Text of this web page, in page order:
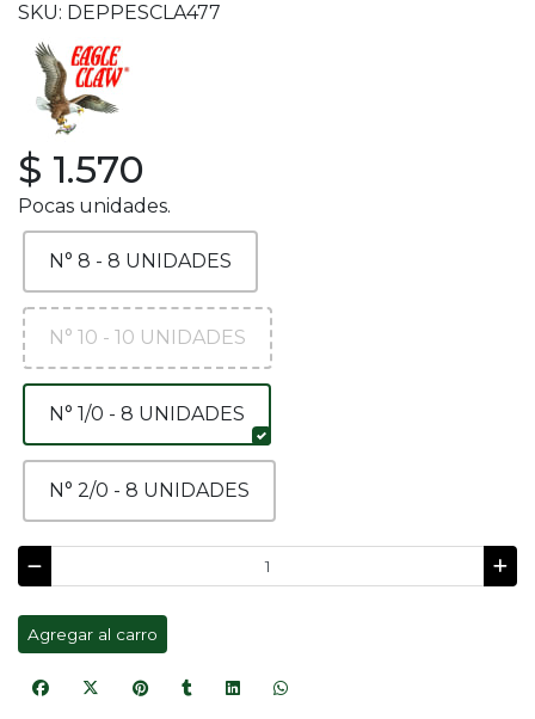
SKU: DEPPESCLA477
$ 1.570
Pocas unidades.
N° 8 - 8 UNIDADES
N° 10 - 10 UNIDADES
N° 1/0 - 8 UNIDADES
N° 2/0 - 8 UNIDADES
Agregar al carro